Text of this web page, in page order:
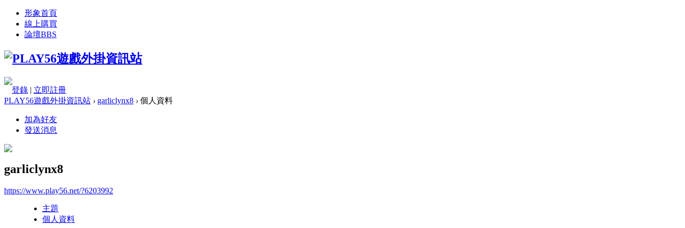
形象首頁
線上購買
論壇BBS
登錄 | 立即註冊
PLAY56遊戲外掛資訊站 › garliclynx8 › 個人資料
加為好友
發送消息
garliclynx8
https://www.play56.net/?6203992
主題
個人資料